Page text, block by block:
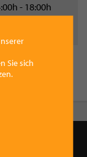
- 18:00h
Sie sich